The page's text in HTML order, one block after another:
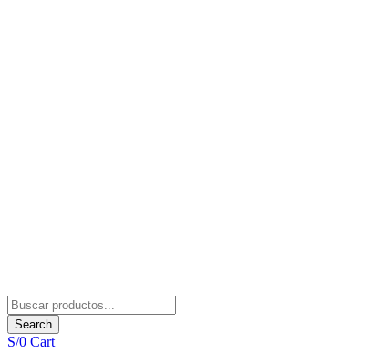
Search
S/0 Cart